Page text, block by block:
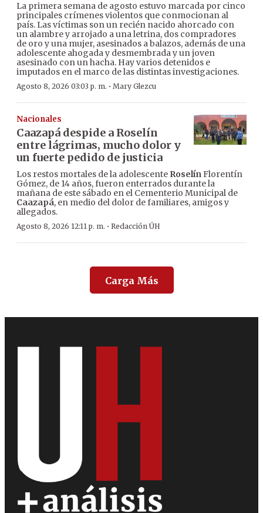
La primera semana de agosto estuvo marcada por cinco
principales crímenes violentos que conmocionan al
país. Las víctimas son un recién nacido ahorcado con
un alambre y arrojado a una letrina, dos compradores
de oro y una mujer, asesinados a balazos, además de una
adolescente ahogada y desmembrada y un joven
asesinado con un hacha. Hay varios detenidos e
imputados en el marco de las distintas investigaciones.
Agosto 8, 2026 03:03 p. m. · Mary Glezcu
Nacionales
Caazapá despide a Roselín
entre lágrimas, mucho dolor y
un fuerte pedido de justicia
Los restos mortales de la adolescente RoselínFlorentín
Gómez, de 14 años, fueron enterrados durante la
mañana de este sábado en el Cementerio Municipal de
Caazapá, en medio del dolor de familiares, amigos y
allegados.
Agosto 8, 2026 12:11 p. m. · Redacción ÚH
Carga Más